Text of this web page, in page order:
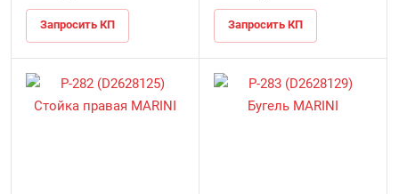
Запросить КП Запросить КП